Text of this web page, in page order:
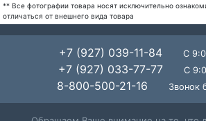
** Все фотографии товара носят исключительно
отличаться от внешнего вида товара
+7 (927) 039-11-84 С
+7 (927) 033-77-77 С
8-800-500-21-16 Звонок